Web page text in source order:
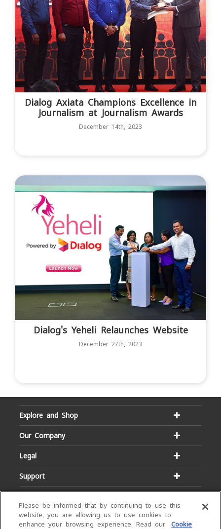
Dialog Axiata Champions Excellence in
Journalism at Journalism Awards
December 14th, 2023
Dialog's Yeheli Relaunches Website
December 27th, 2023
Explore and Shop
Our Company
Legal
Support
Please be informed that by continuing to use this
website, you are allowing us to use cookies to
enhance your browsing experience. Read our
Cookie